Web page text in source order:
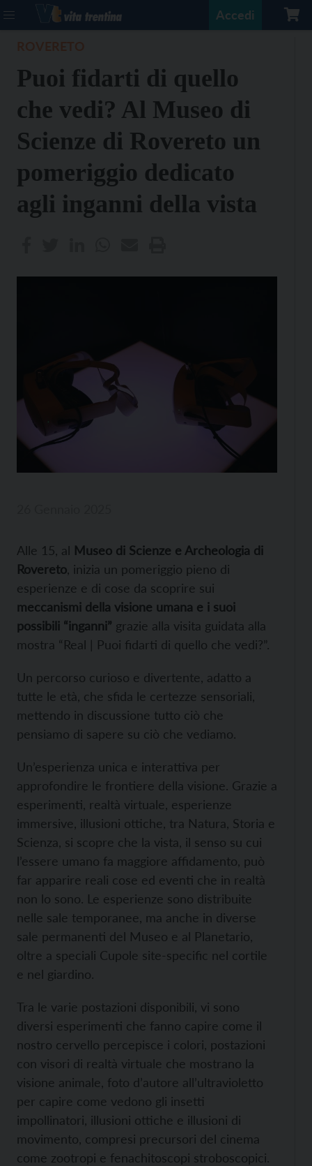
Accedi
Puoi fidarti di quello
che vedi? Al Museo di
Scienze di Rovereto un
pomeriggio dedicato
agli inganni della vista
Alle 15, al Museo di Scienze e Archeologia di
Rovereto , inizia un pomeriggio pieno di
esperienze e di cose da scoprire sui
meccanismi della visione umana e i suoi
possibili “inganni” grazie alla visita guidata alla
mostra “Real | Puoi fidarti di quello che vedi?”.
Un percorso curioso e divertente, adatto a
tutte le età, che sfida le certezze sensoriali,
mettendo in discussione tutto ciò che
pensiamo di sapere su ciò che vediamo.
Un’esperienza unica e interattiva per
approfondire le frontiere della visione. Grazie a
esperimenti, realtà virtuale, esperienze
immersive, illusioni ottiche, tra Natura, Storia e
Scienza, si scopre che la vista, il senso su cui
l’essere umano fa maggiore affidamento, può
far apparire reali cose ed eventi che in realtà
non lo sono. Le esperienze sono distribuite
nelle sale temporanee, ma anche in diverse
sale permanenti del Museo e al Planetario,
oltre a speciali Cupole site-specific nel cortile
e nel giardino.
Tra le varie postazioni disponibili, vi sono
diversi esperimenti che fanno capire come il
nostro cervello percepisce i colori, postazioni
con visori di realtà virtuale che mostrano la
visione animale, foto d’autore all’ultravioletto
per capire come vedono gli insetti
impollinatori, illusioni ottiche e illusioni di
movimento, compresi precursori del cinema
come zootropi e fenachitoscopi stroboscopici.